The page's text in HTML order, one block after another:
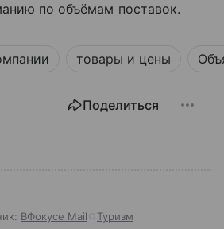
по объёмам поставок.
товары и цены
Поделиться
ВФокусе Mail Туризм